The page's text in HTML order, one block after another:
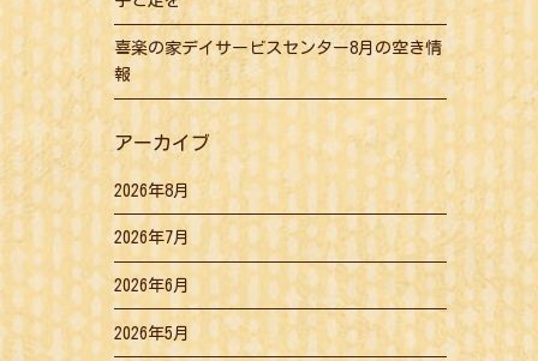
喜楽の家デイサービスセンター8月の空き情
報
アーカイブ
2026年8月
2026年7月
2026年6月
2026年5月